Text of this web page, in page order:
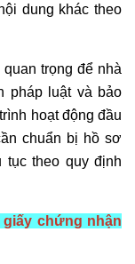
dung khác theo
trọng để nhà
pháp luật và bảo
hoạt động đầu
chuẩn bị hồ sơ
theo quy định
chứng nhận